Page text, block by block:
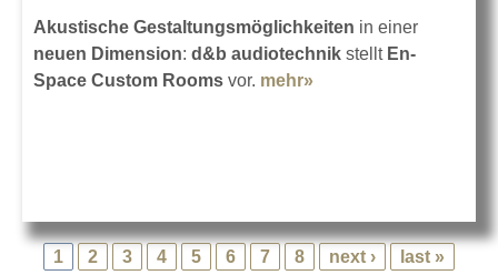
Akustische Gestaltungsmöglichkeiten in einer
neuen Dimension: d&b audiotechnik stellt En-
Space Custom Rooms vor. mehr»
1 2 3 4 5 6 7 8 next › last »